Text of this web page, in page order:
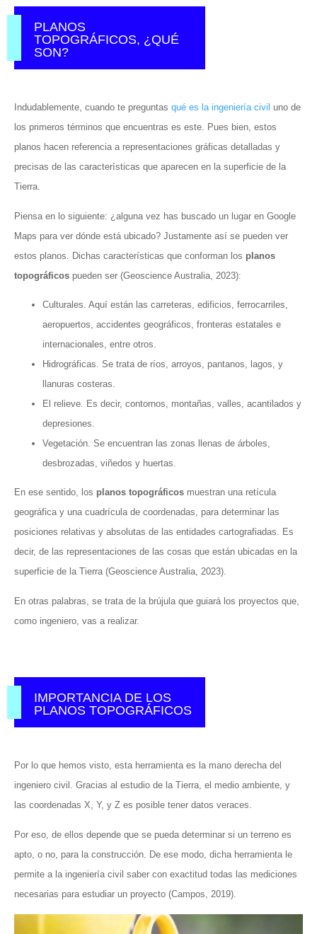
PLANOS
TOPOGRÁFICOS, ¿QUÉ
SON?
Indudablemente, cuando te preguntas qué es la ingeniería civil uno de
los primeros términos que encuentras es este. Pues bien, estos
planos hacen referencia a representaciones gráficas detalladas y
precisas de las características que aparecen en la superficie de la
Tierra.
Piensa en lo siguiente: ¿alguna vez has buscado un lugar en Google
Maps para ver dónde está ubicado? Justamente así se pueden ver
estos planos. Dichas características que conforman los planos
topográficos pueden ser (Geoscience Australia, 2023):
Culturales. Aquí están las carreteras, edificios, ferrocarriles,
aeropuertos, accidentes geográficos, fronteras estatales e
internacionales, entre otros.
Hidrográficas. Se trata de ríos, arroyos, pantanos, lagos, y
llanuras costeras.
El relieve. Es decir, contornos, montañas, valles, acantilados y
depresiones.
Vegetación. Se encuentran las zonas llenas de árboles,
desbrozadas, viñedos y huertas.
En ese sentido, los planos topográficos muestran una retícula
geográfica y una cuadrícula de coordenadas, para determinar las
posiciones relativas y absolutas de las entidades cartografiadas. Es
decir, de las representaciones de las cosas que están ubicadas en la
superficie de la Tierra (Geoscience Australia, 2023).
En otras palabras, se trata de la brújula que guiará los proyectos que,
como ingeniero, vas a realizar.
IMPORTANCIA DE LOS
PLANOS TOPOGRÁFICOS
Por lo que hemos visto, esta herramienta es la mano derecha del
ingeniero civil. Gracias al estudio de la Tierra, el medio ambiente, y
las coordenadas X, Y, y Z es posible tener datos veraces.
Por eso, de ellos depende que se pueda determinar si un terreno es
apto, o no, para la construcción. De ese modo, dicha herramienta le
permite a la ingeniería civil saber con exactitud todas las mediciones
necesarias para estudiar un proyecto (Campos, 2019).